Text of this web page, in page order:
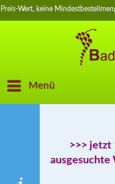
Wert, keine
Menü
>>> jetzt
ausgesuchte